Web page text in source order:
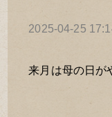
2025-04-25
来月は母の日が